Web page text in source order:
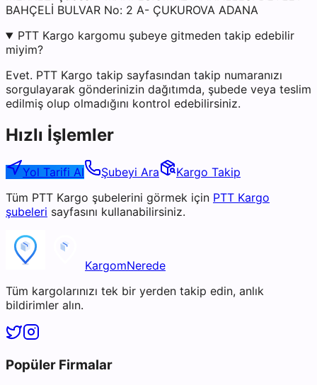
BAHÇELİ BULVAR No: 2 A- ÇUKUROVA ADANA
PTT Kargo kargomu şubeye gitmeden takip edebilir
miyim?
Evet. PTT Kargo takip sayfasından takip numaranızı
sorgulayarak gönderinizin dağıtımda, şubede veya teslim
edilmiş olup olmadığını kontrol edebilirsiniz.
Hızlı İşlemler
Yol Tarifi Al Şubeyi Ara
Kargo Takip
Tüm PTT Kargo şubelerini görmek için PTT Kargo
şubeleri sayfasını kullanabilirsiniz.
KargomNerede
Tüm kargolarınızı tek bir yerden takip edin, anlık
bildirimler alın.
Popüler Firmalar